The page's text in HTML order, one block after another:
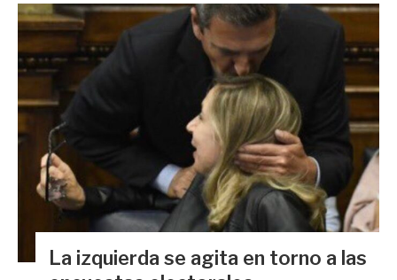
La izquierda se agita en torno a las